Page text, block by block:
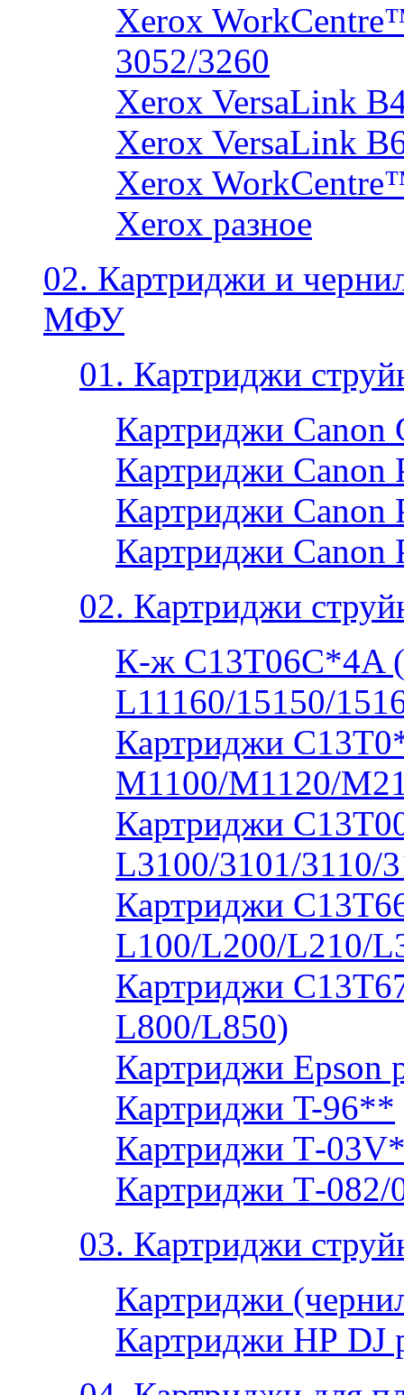
Xerox
3052/3260
Xerox VersaLink
Xerox VersaLink
Xerox
Xerox разное
02. Картриджи и
МФУ
01. Картриджи
Картриджи Canon
Картриджи Canon
Картриджи Canon
Картриджи Canon
02. Картриджи
К-ж
L11160/15150/
Картриджи
M1100/M1120/
Картриджи
L3100/3101/3110/
Картриджи
L100/L200/L210/
Картриджи
L800/L850)
Картриджи Epson
Картриджи T-96**
Картриджи Т-
Картриджи Т-
03. Картриджи
Картриджи
Картриджи НР DJ